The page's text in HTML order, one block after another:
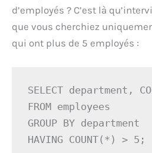
d’employés ? C’est là
que vous cherchiez
qui ont plus de 5 employés :
SELECT department,
FROM employees
GROUP BY department
HAVING COUNT(*) > 5;